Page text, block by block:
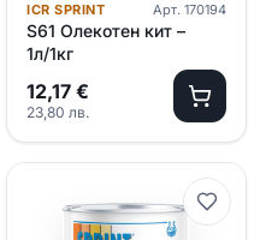
ICR SPRINT Арт. 170194
S61 Олекотен кит –
1л/1кг
12,17 €
23,80 лв.